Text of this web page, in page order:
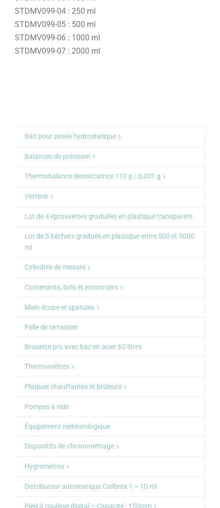
STDMV099-04 : 250 ml
STDMV099-05 : 500 ml
STDMV099-06 : 1000 ml
STDMV099-07 : 2000 ml
Bâti pour pesée hydrostatique
Balances de précision
Thermobalance dessiccatrice 110 g / 0,001 g
Verrerie
Lot de 4 éprouvettes graduées en plastique transparent
Lot de 5 béchers gradués en plastique entre 500 et 5000
ml
Cylindres de mesure
Contenants, bols et entonnoirs
Main écope et spatules
Pelle de terrassier
Brouette pro avec bac en acier 60 litres
Thermomètres
Plaques chauffantes et brûleurs
Pompes à vide
Équipement météorologique
Dispositifs de chronométrage
Hygromètres
Distributeur automatique Calibrex 1 – 10 ml
Pied à coulisse digital – Capacité : 150mm